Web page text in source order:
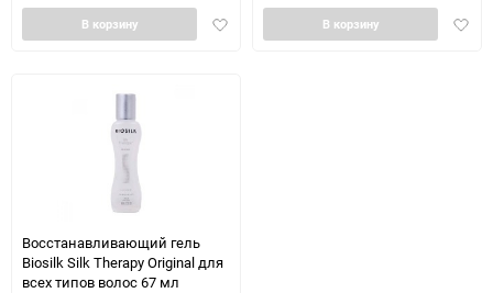
Добавить
В корзину В корзину
Восстанавливающий гель
Biosilk Silk Therapy Original для
всех типов волос 67 мл